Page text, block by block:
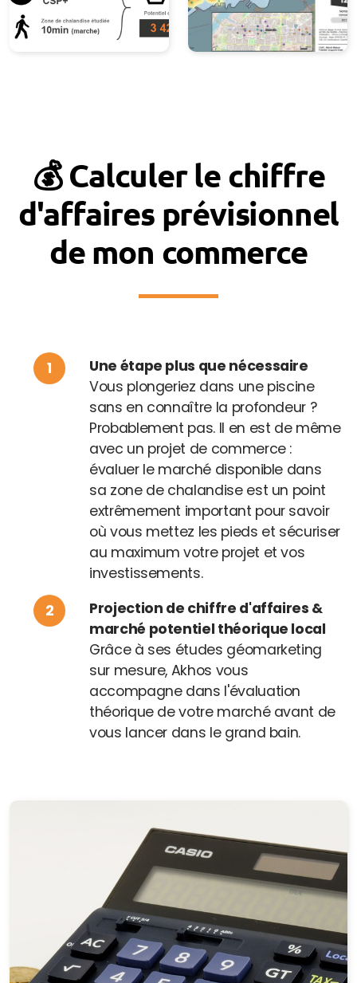
💰 Calculer le chiffre
d'affaires prévisionnel
de mon commerce
Une étape plus que nécessaire
Vous plongeriez dans une piscine
sans en connaître la profondeur ?
Probablement pas. Il en est de même
avec un projet de commerce :
évaluer le marché disponible dans
sa zone de chalandise est un point
extrêmement important pour savoir
où vous mettez les pieds et sécuriser
au maximum votre projet et vos
investissements.
Projection de chiffre d'affaires &
marché potentiel théorique local
Grâce à ses études géomarketing
sur mesure, Akhos vous
accompagne dans l'évaluation
théorique de votre marché avant de
vous lancer dans le grand bain.